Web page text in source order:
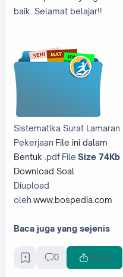
baik. Selamat belajar!!
Sistematika Surat Lamaran
Pekerjaan File ini dalam
Bentuk . pdf File Size 74Kb
Download Soal
Diupload
oleh www.bospedia.com
Baca juga yang sejenis
Materi Bahasa
Indonesia Kelas 10
0 Share